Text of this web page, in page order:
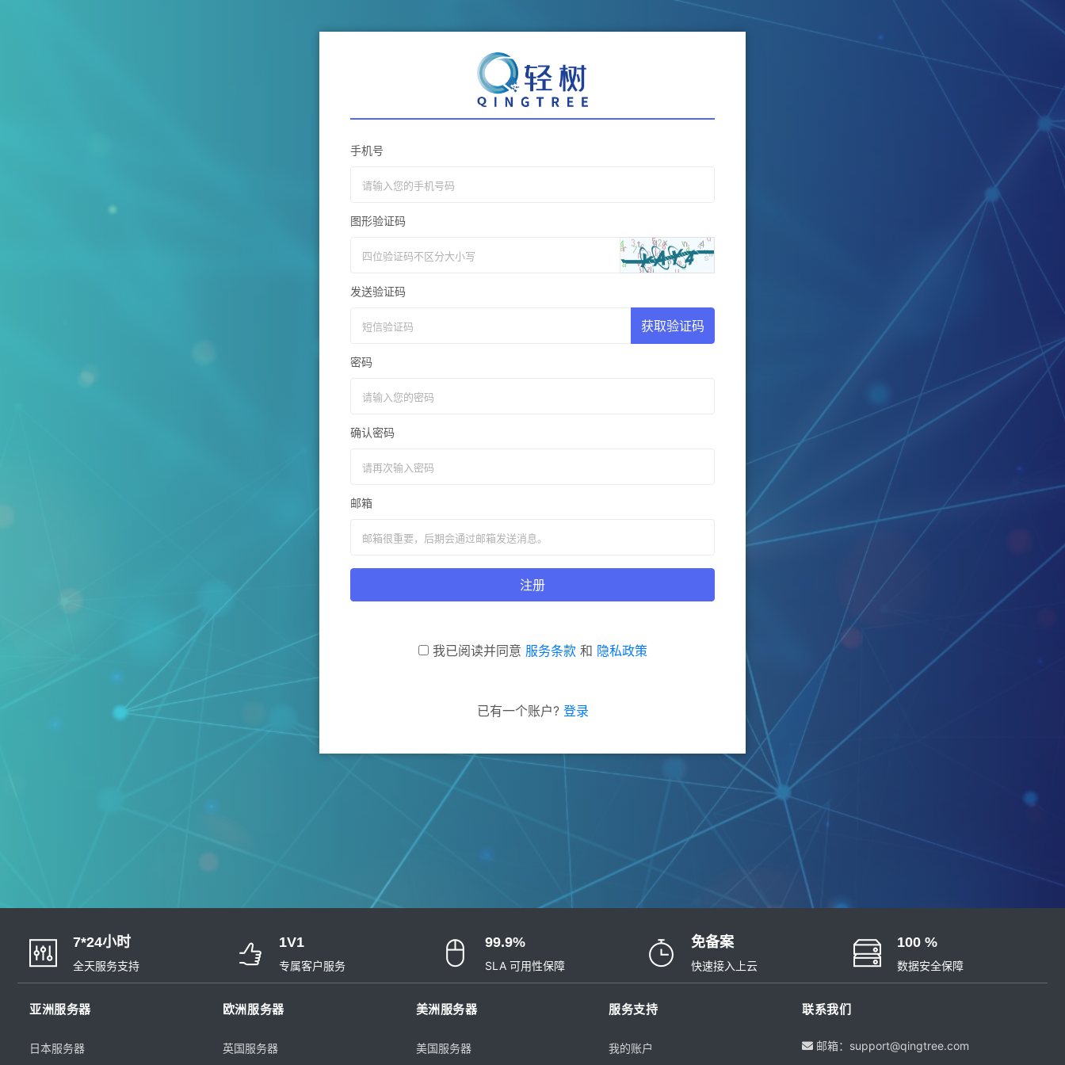
手机号
图形验证码
发送验证码
获取验证码
密码
确认密码
邮箱
注册
我已阅读并同意 服务条款和 隐私政策
已有一个账户? 登录
7*24小时
全天服务支持
1V1
专属客户服务
99.9%
SLA 可用性保障
免备案
快速接入上云
100 %
数据安全保障
亚洲服务器
日本服务器
欧洲服务器
英国服务器
美洲服务器
美国服务器
服务支持
我的账户
联系我们
邮箱：support@qingtree.com